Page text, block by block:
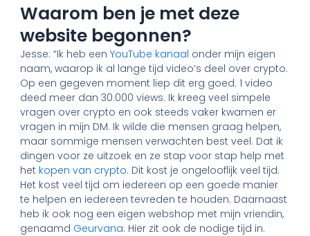
Waarom ben je met deze
website begonnen?
Jesse: “Ik heb eenYouTube kanaal onder mijn eigen
naam, waarop ik al lange tijd video’s deel over crypto.
Op een gegeven moment liep dit erg goed. 1 video
deed meer dan 30.000 views. Ik kreeg veel simpele
vragen over crypto en ook steeds vaker kwamen er
vragen in mijn DM. Ik wilde die mensen graag helpen,
maar sommige mensen verwachten best veel. Dat ik
dingen voor ze uitzoek en ze stap voor stap help met
het kopen van crypto. Dit kost je ongelooflijk veel tijd.
Het kost veel tijd om iedereen op een goede manier
te helpen en iedereen tevreden te houden. Daarnaast
heb ik ook nog een eigen webshop met mijn vriendin,
genaamd Geurvana. Hier zit ook de nodige tijd in.